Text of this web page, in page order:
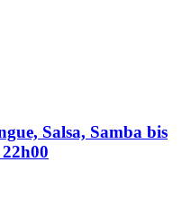
Salsa, Samba bis